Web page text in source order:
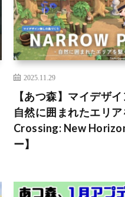
2025.11.29
【あつ森】マイデザ
自然に囲まれたエリ
Crossing: New
ー】